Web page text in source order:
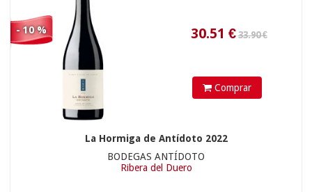
- 10 %
Comprar
La Hormiga de Antídoto 2022
BODEGAS ANTÍDOTO
Ribera del Duero
38.9€